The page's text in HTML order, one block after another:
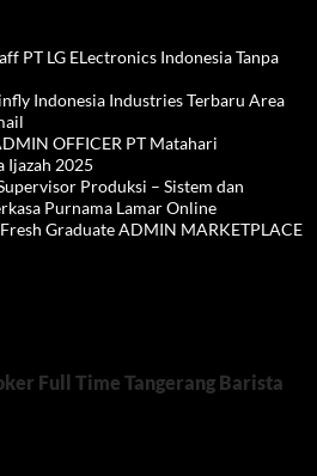
PT LG ELectronics Indonesia Tanpa
Indonesia Industries Terbaru Area
OFFICER PT Matahari
Ijazah 2025
Produksi – Sistem dan
Purnama Lamar Online
Graduate ADMIN MARKETPLACE
Full Time Tangerang Barista